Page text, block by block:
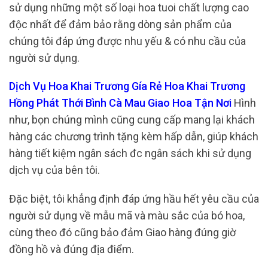
sử dụng những một số loại hoa tuoi chất lượng cao
độc nhất để đảm bảo rằng dòng sản phẩm của
chúng tôi đáp ứng được nhu yếu & có nhu cầu của
người sử dụng.
Dịch Vụ Hoa Khai Trương Gía Rẻ Hoa Khai Trương
Hồng Phát Thới Bình Cà Mau Giao Hoa Tận Nơi Hình
như, bọn chúng mình cũng cung cấp mang lại khách
hàng các chương trình tặng kèm hấp dẫn, giúp khách
hàng tiết kiệm ngân sách đc ngân sách khi sử dụng
dịch vụ của bên tôi.
Đặc biệt, tôi khẳng định đáp ứng hầu hết yêu cầu của
người sử dụng về mẫu mã và màu sắc của bó hoa,
cùng theo đó cũng bảo đảm Giao hàng đúng giờ
đồng hồ và đúng địa điểm.